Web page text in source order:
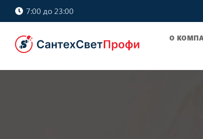
7:00 до 23:00
О